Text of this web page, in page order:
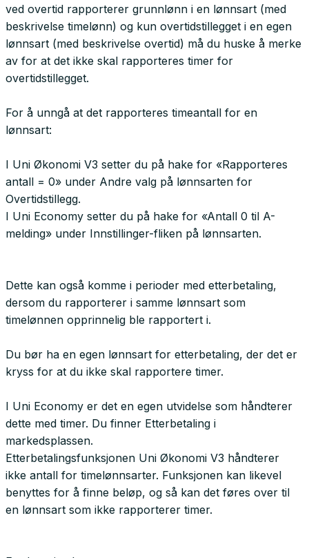
ved overtid rapporterer grunnlønn i en lønnsart (med
beskrivelse timelønn) og kun overtidstillegget i en egen
lønnsart (med beskrivelse overtid) må du huske å merke
av for at det ikke skal rapporteres timer for
overtidstillegget.
For å unngå at det rapporteres timeantall for en
lønnsart:
I Uni Økonomi V3 setter du på hake for «Rapporteres
antall = 0» under Andre valg på lønnsarten for
Overtidstillegg.
I Uni Economy setter du på hake for «Antall 0 til A-
melding» under Innstillinger-fliken på lønnsarten.
Dette kan også komme i perioder med etterbetaling,
dersom du rapporterer i samme lønnsart som
timelønnen opprinnelig ble rapportert i.
Du bør ha en egen lønnsart for etterbetaling, der det er
kryss for at du ikke skal rapportere timer.
I Uni Economy er det en egen utvidelse som håndterer
dette med timer. Du finner Etterbetaling i
markedsplassen.
Etterbetalingsfunksjonen Uni Økonomi V3 håndterer
ikke antall for timelønnsarter. Funksjonen kan likevel
benyttes for å finne beløp, og så kan det føres over til
en lønnsart som ikke rapporterer timer.